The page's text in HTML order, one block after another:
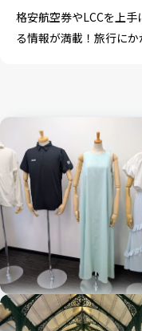
格安航空券やLCCを上
る情報が満載！旅行に